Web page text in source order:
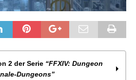
2 der Serie “FFXIV: Dungeon
Dungeons”